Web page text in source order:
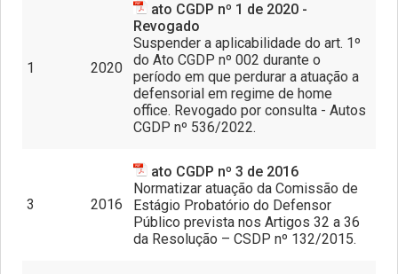
1 2020
ato CGDP nº 1 de 2020 -
Revogado
Suspender a aplicabilidade do art. 1º
do Ato CGDP nº 002 durante o
período em que perdurar a atuação a
defensorial em regime de home
office. Revogado por consulta - Autos
CGDP nº 536/2022.
3 2016
ato CGDP nº 3 de 2016
Normatizar atuação da Comissão de
Estágio Probatório do Defensor
Público prevista nos Artigos 32 a 36
da Resolução – CSDP nº 132/2015.